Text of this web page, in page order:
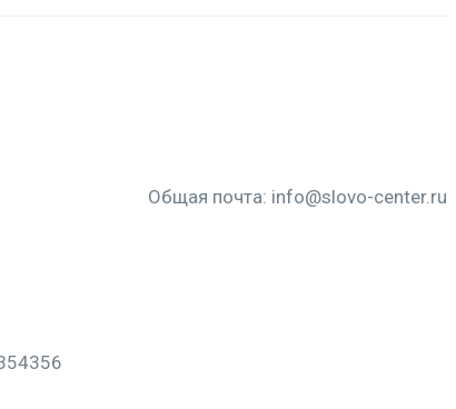
Общая почта: info@slovo-center.ru